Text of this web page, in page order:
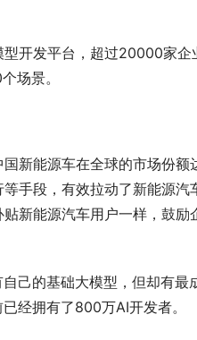
开发平台，超过20000家
场景。
新能源车在全球的市场份
手段，有效拉动了新能源
新能源汽车用户一样，鼓
己的基础大模型，但却有最
经拥有了800万AI开发者。